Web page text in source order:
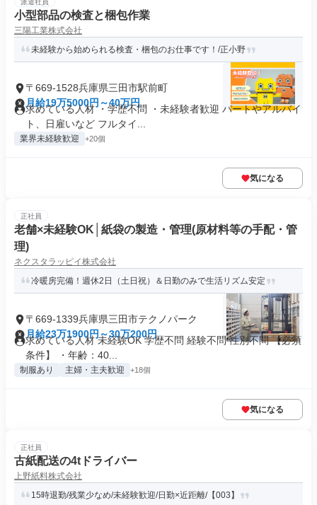
派遣社員
小型部品の検査と梱包作業
三陽工業株式会社
未経験から始められる検査・梱包のお仕事です！/正小野
〒669-1528兵庫県三田市駅前町
月給19万5000円～40万円
求めている人材 ・学歴不問 ・未経験者歓迎 パートやアルバイ
ト、日雇いなど フルタイ...
業界未経験歓迎 +20個
気になる
正社員
老舗×未経験OK│紙袋の製造・管理(原材料等の手配・管
理)
ネクスタラッピイ株式会社
冷暖房完備！週休2日（土日祝）＆日勤のみで生活リズム安定
〒669-1339兵庫県三田市テクノパーク
月給23万1900円～30万200円
求めている人材 未経験OK 学歴不問 経験不問 性別不問 【必須
条件】 ・年齢：40...
制服あり 主婦・主夫歓迎 +18個
気になる
正社員
古紙配送の4tドライバー
上野紙料株式会社
15時退勤/残業少なめ/未経験歓迎/日勤×近距離/【003】